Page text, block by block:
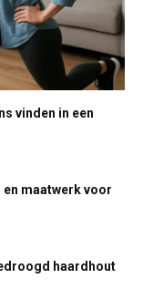
vinden in een
maatwerk voor
haardhout